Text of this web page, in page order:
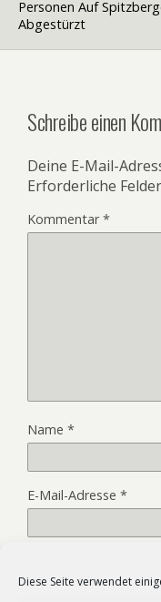
Diese Seite verwendet
Personen Auf
Abgestürzt
Schreibe einen
Deine E-Mail-
Erforderliche
Kommentar*
Name *
E-Mail-Adresse *